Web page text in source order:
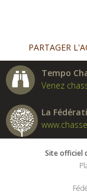
PARTAGER
Tempo
Venez
La
Site officiel